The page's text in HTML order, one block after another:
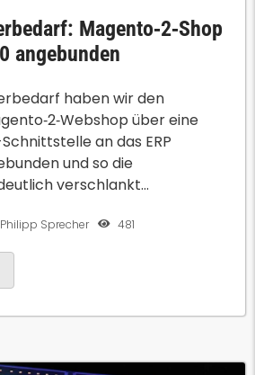
Magento‑2‑Shop
angebunden
Philipp Sprecher 481
haben wir den
über eine
an das ERP
und so die
verschlankt...